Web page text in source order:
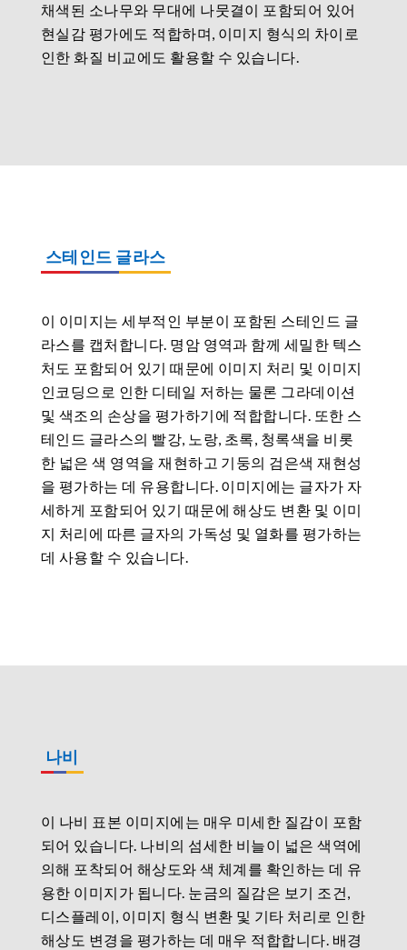
채색된 소나무와 무대에 나뭇결이 포함되어 있어
현실감 평가에도 적합하며, 이미지 형식의 차이로
인한 화질 비교에도 활용할 수 있습니다.
스테인드 글라스
이 이미지는 세부적인 부분이 포함된 스테인드 글
라스를 캡처합니다. 명암 영역과 함께 세밀한 텍스
처도 포함되어 있기 때문에 이미지 처리 및 이미지
인코딩으로 인한 디테일 저하는 물론 그라데이션
및 색조의 손상을 평가하기에 적합합니다. 또한 스
테인드 글라스의 빨강, 노랑, 초록, 청록색을 비롯
한 넓은 색 영역을 재현하고 기둥의 검은색 재현성
을 평가하는 데 유용합니다. 이미지에는 글자가 자
세하게 포함되어 있기 때문에 해상도 변환 및 이미
지 처리에 따른 글자의 가독성 및 열화를 평가하는
데 사용할 수 있습니다.
나비
이 나비 표본 이미지에는 매우 미세한 질감이 포함
되어 있습니다. 나비의 섬세한 비늘이 넓은 색역에
의해 포착되어 해상도와 색 체계를 확인하는 데 유
용한 이미지가 됩니다. 눈금의 질감은 보기 조건,
디스플레이, 이미지 형식 변환 및 기타 처리로 인한
해상도 변경을 평가하는 데 매우 적합합니다. 배경